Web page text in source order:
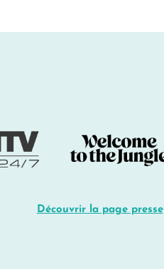
Découvrir la page presse